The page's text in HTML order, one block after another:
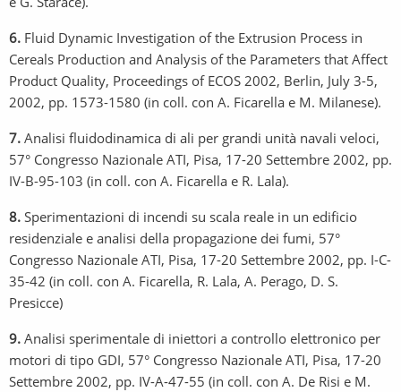
6. Fluid Dynamic Investigation of the Extrusion Process in
Cereals Production and Analysis of the Parameters that Affect
Product Quality, Proceedings of ECOS 2002, Berlin, July 3-5,
2002, pp. 1573-1580 (in coll. con A. Ficarella e M. Milanese).
7. Analisi fluidodinamica di ali per grandi unità navali veloci,
57° Congresso Nazionale ATI, Pisa, 17-20 Settembre 2002, pp.
IV-B-95-103 (in coll. con A. Ficarella e R. Lala).
8. Sperimentazioni di incendi su scala reale in un edificio
residenziale e analisi della propagazione dei fumi, 57°
Congresso Nazionale ATI, Pisa, 17-20 Settembre 2002, pp. I-C-
35-42 (in coll. con A. Ficarella, R. Lala, A. Perago, D. S.
Presicce)
9. Analisi sperimentale di iniettori a controllo elettronico per
motori di tipo GDI, 57° Congresso Nazionale ATI, Pisa, 17-20
Settembre 2002, pp. IV-A-47-55 (in coll. con A. De Risi e M.